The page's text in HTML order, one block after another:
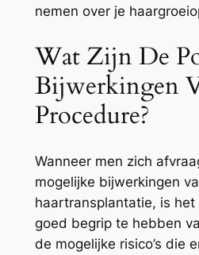
nemen over je
Wat Zijn De
Bijwerkingen
Procedure?
Wanneer men zich
mogelijke bijwerkingen
haartransplantatie, is
goed begrip te hebben
de mogelijke risico’s die